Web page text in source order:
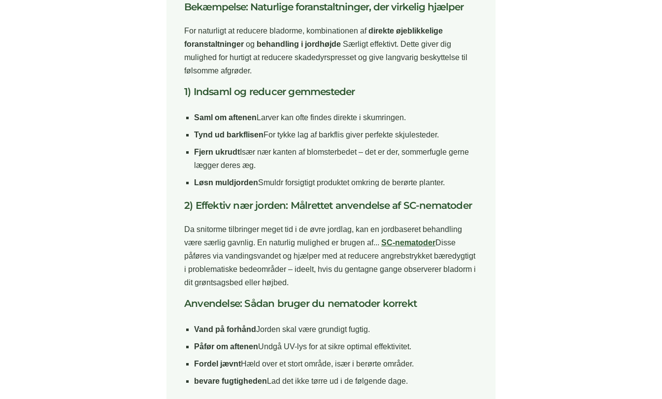
Bekæmpelse: Naturlige foranstaltninger, der virkelig hjælper
For naturligt at reducere bladorme, kombinationen afdirekte øjeblikkelige
foranstaltninger og behandling i jordhøjde Særligt effektivt. Dette giver dig
mulighed for hurtigt at reducere skadedyrspresset og give langvarig beskyttelse til
følsomme afgrøder.
1) Indsaml og reducer gemmesteder
Saml om aftenen Larver kan ofte findes direkte i skumringen.
Tynd ud barkflisenFor tykke lag af barkflis giver perfekte skjulesteder.
Fjern ukrudt Især nær kanten af blomsterbedet – det er der, sommerfugle gerne
lægger deres æg.
Løsn muldjordenSmuldr forsigtigt produktet omkring de berørte planter.
2) Effektiv nær jorden: Målrettet anvendelse af SC-nematoder
Da snitorme tilbringer meget tid i de øvre jordlag, kan en jordbaseret behandling
være særlig gavnlig. En naturlig mulighed er brugen af... SC-nematoderDisse
påføres via vandingsvandet og hjælper med at reducere angrebstrykket bæredygtigt
i problematiske bedeområder – ideelt, hvis du gentagne gange observerer bladorm i
dit grøntsagsbed eller højbed.
Anvendelse: Sådan bruger du nematoder korrekt
Vand på forhåndJorden skal være grundigt fugtig.
Påfør om aftenenUndgå UV-lys for at sikre optimal effektivitet.
Fordel jævntHæld over et stort område, især i berørte områder.
bevare fugtigheden Lad det ikke tørre ud i de følgende dage.